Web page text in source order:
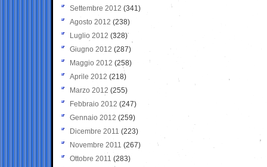
Settembre 2012 (341)
Agosto 2012 (238)
Luglio 2012 (328)
Giugno 2012 (287)
Maggio 2012 (258)
Aprile 2012 (218)
Marzo 2012 (255)
Febbraio 2012 (247)
Gennaio 2012 (259)
Dicembre 2011 (223)
Novembre 2011 (267)
Ottobre 2011 (283)